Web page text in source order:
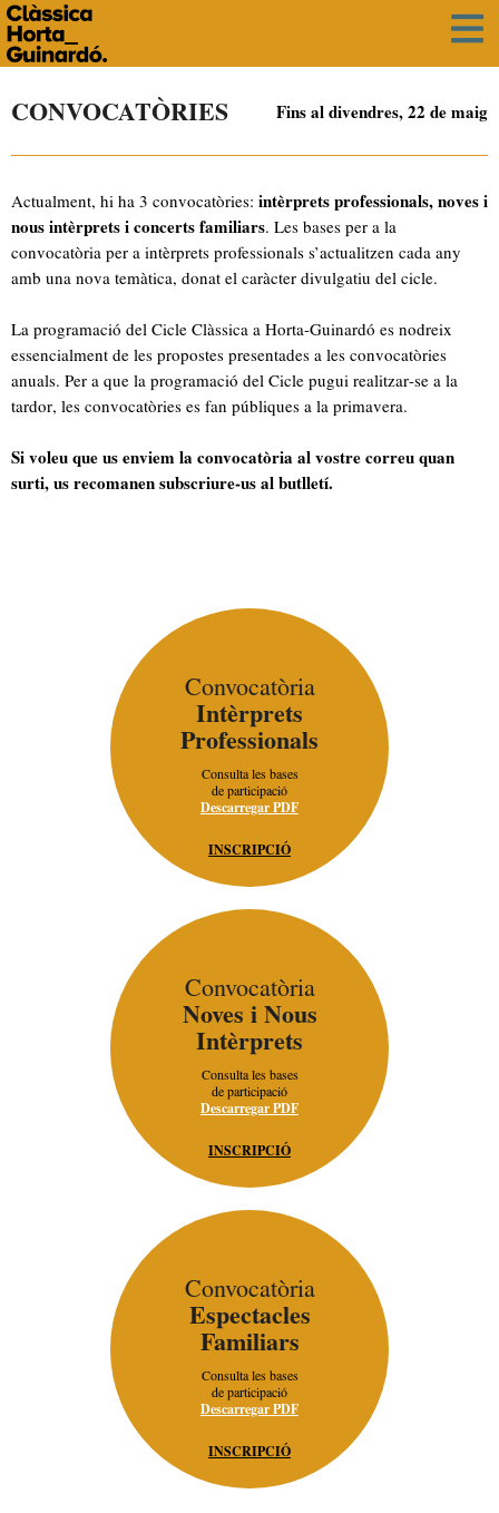
CONVOCATÒRIES Fins al divendres, 22 de maig
Actualment, hi ha 3 convocatòries: intèrprets professionals, noves i
nous intèrprets i concerts familiars. Les bases per a la
convocatòria per a intèrprets professionals s’actualitzen cada any
amb una nova temàtica, donat el caràcter divulgatiu del cicle.
La programació del Cicle Clàssica a Horta-Guinardó es nodreix
essencialment de les propostes presentades a les convocatòries
anuals. Per a que la programació del Cicle pugui realitzar-se a la
tardor, les convocatòries es fan públiques a la primavera.
Si voleu que us enviem la convocatòria al vostre correu quan
surti, us recomanen subscriure-us al butlletí.
Convocatòria
Intèrprets
Professionals
Consulta les bases
de participació
Descarregar PDF
INSCRIPCIÓ
Convocatòria
Noves i Nous
Intèrprets
Consulta les bases
de participació
Descarregar PDF
INSCRIPCIÓ
Convocatòria
Espectacles
Familiars
Consulta les bases
de participació
Descarregar PDF
INSCRIPCIÓ